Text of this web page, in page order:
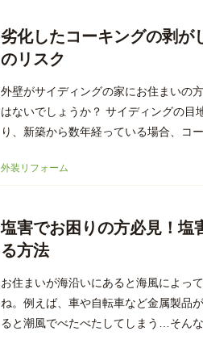
劣化したコーキングの剥が
のリスク
外壁がサイディングの家にお住まいの
はないでしょうか？ サイディングの目
り、新築から数年経っている場合、コ
外装リフォーム
塩害でお困りの方必見！塩
る方法
お住まいが海沿いにあると海風によっ
ね。例えば、車や自転車など金属製品
ると潮風でべたべたしてしまう…そん